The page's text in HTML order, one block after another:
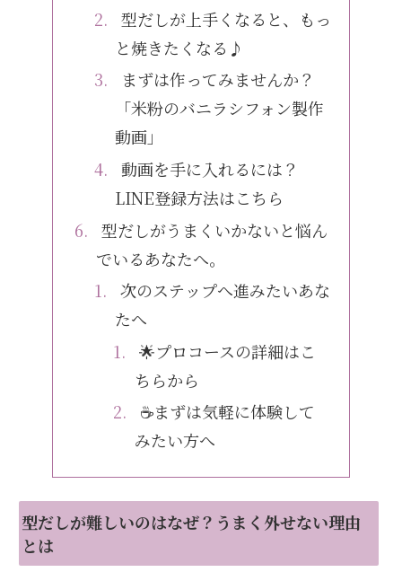
型だしが上手くなると、もっ
と焼きたくなる♪
まずは作ってみませんか？
「米粉のバニラシフォン製作
動画」
動画を手に入れるには？
LINE登録方法はこちら
型だしがうまくいかないと悩ん
でいるあなたへ。
次のステップへ進みたいあな
たへ
🌟プロコースの詳細はこ
ちらから
☕まずは気軽に体験して
みたい方へ
型だしが難しいのはなぜ？うまく外せない理由
とは